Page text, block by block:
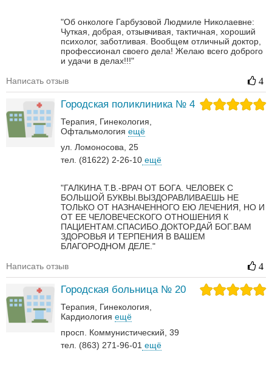
"Об онкологе Гарбузовой Людмиле Николаевне:
Чуткая, добрая, отзывчивая, тактичная, хороший
психолог, заботливая. Вообщем отличный доктор,
профессионал своего дела! Желаю всего доброго
и удачи в делах!!!"
Написать отзыв 4
Городская поликлиника № 4
Терапия
Гинекология
Офтальмология ещё
ул. Ломоносова, 25
тел. (81622) 2-26-10 ещё
"ГАЛКИНА Т.В.-ВРАЧ ОТ БОГА. ЧЕЛОВЕК С
БОЛЬШОЙ БУКВЫ.ВЫЗДОРАВЛИВАЕШЬ НЕ
ТОЛЬКО ОТ НАЗНАЧЕННОГО ЕЮ ЛЕЧЕНИЯ, НО И
ОТ ЕЕ ЧЕЛОВЕЧЕСКОГО ОТНОШЕНИЯ К
ПАЦИЕНТАМ.СПАСИБО.ДОКТОР.ДАЙ БОГ.ВАМ
ЗДОРОВЬЯ И ТЕРПЕНИЯ В ВАШЕМ
БЛАГОРОДНОМ ДЕЛЕ."
Написать отзыв 4
Городская больница № 20
Терапия
Гинекология
Кардиология ещё
просп. Коммунистический, 39
тел. (863) 271-96-01 ещё